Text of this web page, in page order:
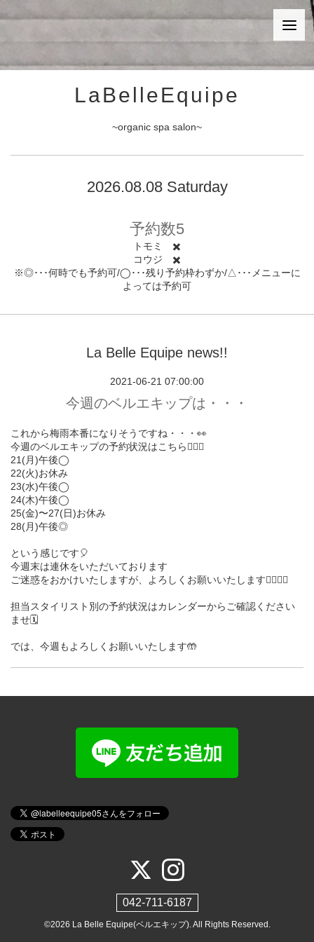
LaBelleEquipe
~organic spa salon~
2026.08.08 Saturday
予約数5
トモミ ✖️
コウジ ✖️
※◎･･･何時でも予約可/◯･･･残り予約枠わずか/△･･･メニューに
よっては予約可
La Belle Equipe news!!
2021-06-21 07:00:00
今週のベルエキップは・・・
これから梅雨本番になりそうですね・・・👀
今週のベルエキップの予約状況はこちら💁🏻‍♀️
21(月)午後◯
22(火)お休み
23(水)午後◯
24(木)午後◯
25(金)〜27(日)お休み
28(月)午後◎
という感じです🎈
今週末は連休をいただいております
ご迷惑をおかけいたしますが、よろしくお願いいたします🙇‍♂️🙇‍♀️
担当スタイリスト別の予約状況はカレンダーからご確認ください
ませ🗓
では、今週もよろしくお願いいたします🤲
042-711-6187
©2026 La Belle Equipe(ベルエキップ). All Rights Reserved.